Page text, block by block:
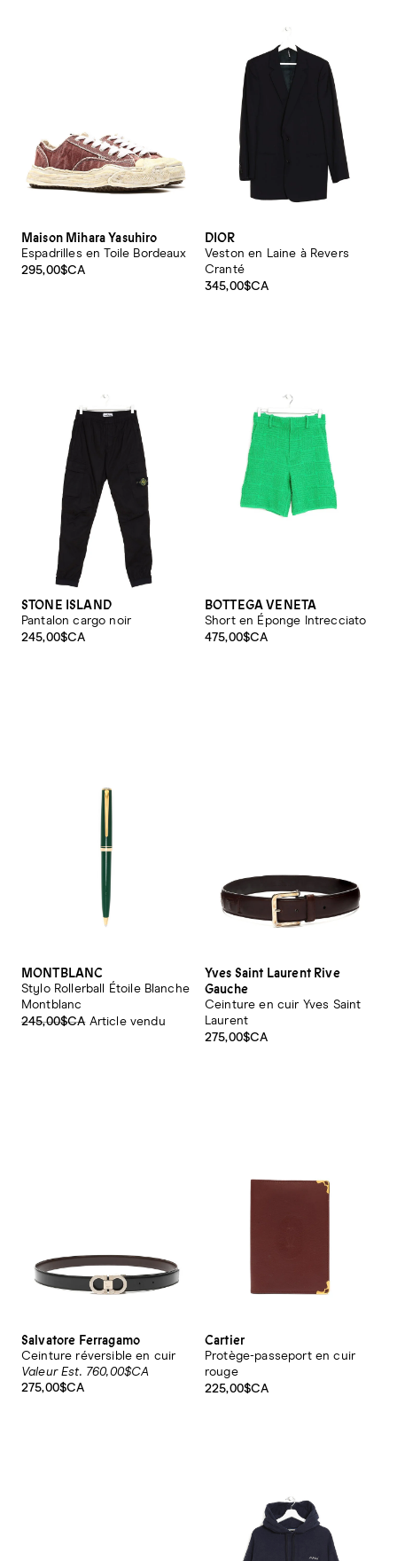
Maison Mihara Yasuhiro
Espadrilles en Toile Bordeaux
295,00$CA
DIOR
Veston en Laine à Revers
Cranté
345,00$CA
STONE ISLAND
Pantalon cargo noir
245,00$CA
BOTTEGA VENETA
Short en Éponge Intrecciato
475,00$CA
MONTBLANC
Stylo Rollerball Étoile Blanche
Montblanc
245,00$CAArticle vendu
Yves Saint Laurent Rive
Gauche
Ceinture en cuir Yves Saint
Laurent
275,00$CA
Salvatore Ferragamo
Ceinture réversible en cuir
Valeur Est. 760,00$CA
275,00$CA
Cartier
Protège-passeport en cuir
rouge
225,00$CA